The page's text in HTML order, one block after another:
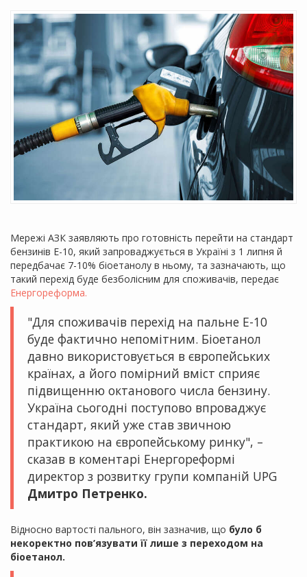
Мережі АЗК заявляють про готовність перейти на стандарт
бензинів Е-10, який запроваджується в Україні з 1 липня й
передбачає 7-10% біоетанолу в ньому, та зазначають, що
такий перехід буде безболісним для споживачів, передає
Енергореформа.
"Для споживачів перехід на пальне Е-10
буде фактично непомітним. Біоетанол
давно використовується в європейських
країнах, а його помірний вміст сприяє
підвищенню октанового числа бензину.
Україна сьогодні поступово впроваджує
стандарт, який уже став звичною
практикою на європейському ринку", –
сказав в коментарі Енергореформі
директор з розвитку групи компаній UPG
Дмитро Петренко.
Відносно вартості пального, він зазначив, що було б
некоректно пов’язувати її лише з переходом на
біоетанол.